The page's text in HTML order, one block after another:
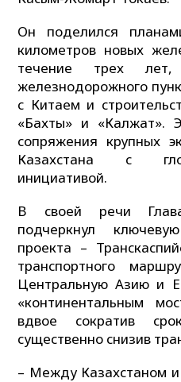
Он поделился
километров новых
течение трех лет,
железнодорожного
с Китаем и
«Бахты» и «Калжат».
сопряжения крупных
Казахстана с
инициативой.
В своей речи
подчеркнул
проекта –
транспортного
Центральную Азию и
«континентальным
вдвое сократив
существенно снизив
– Между Казахстаном